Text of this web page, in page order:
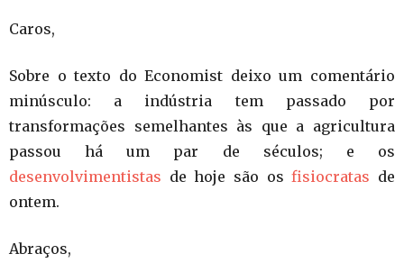
Caros,
Sobre o texto do Economist deixo um comentário
minúsculo: a indústria tem passado por
transformações semelhantes às que a agricultura
passou há um par de séculos; e os
desenvolvimentistas de hoje são osfisiocratas de
ontem.
Abraços,